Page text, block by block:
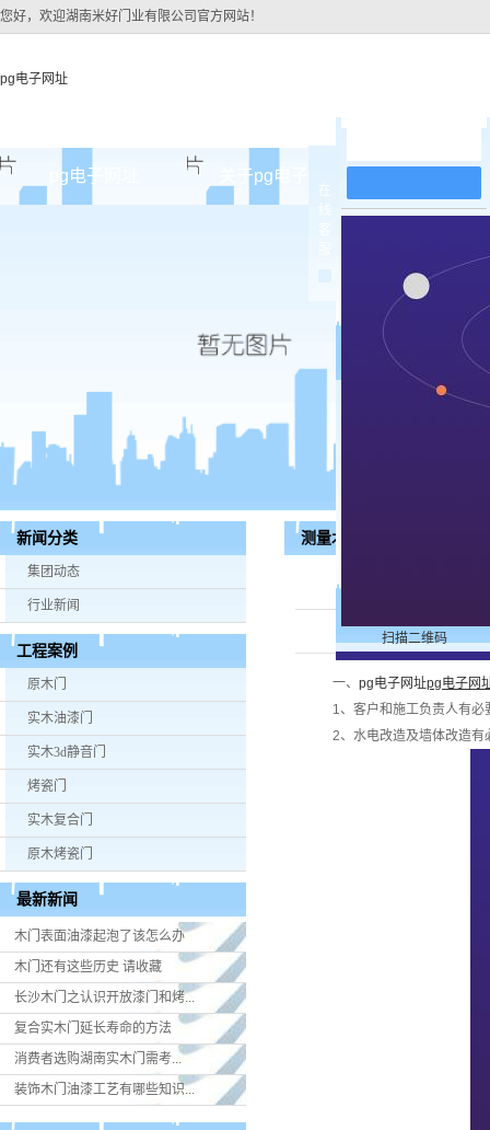
您好，欢迎湖南米好门业有限公司官方网站！
pg电子网址
pg电子网址 关于pg电子网址
公司团队
实木油
实木3d
烤瓷
实木复
新闻分类
集团动态
行业新闻
工程案例
原木门
实木油漆门
实木3d静音门
烤瓷门
实木复合门
原木烤瓷门
最新新闻
木门表面油漆起泡了该怎么办
木门还有这些历史 请收藏
长沙木门之认识开放漆门和烤...
复合实木门延长寿命的方法
消费者选购湖南实木门​需考...
装饰木门油漆工艺有哪些知识...
测量木门尺寸，这些步骤少
一、 pg电子网址pg电子网
1、客户和施工负责人有必
2、水电改造及墙体改造有
在
扫描二维码